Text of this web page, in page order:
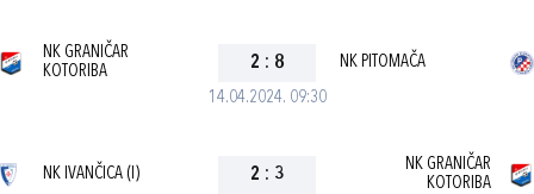
14.04.2024. 09:30
NK GRANIČAR
KOTORIBA
2 : 8 NK PITOMAČA
NK IVANČICA (I) 2 : 3
NK GRANIČAR
KOTORIBA